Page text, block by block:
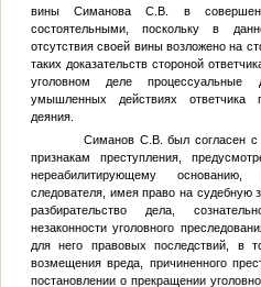
вины Симанова С.В. в
состоятельными, поскольку в
отсутствия своей вины возложено на
таких доказательств стороной
уголовном деле процессуальные
умышленных действиях ответчика
деяния.
Симанов С.В. был согласен с
признакам преступления,
нереабилитирующему
следователя, имея право на судебную
разбирательство дела,
незаконности уголовного
для него правовых последствий, в
возмещения вреда, причиненного
постановлении о прекращении